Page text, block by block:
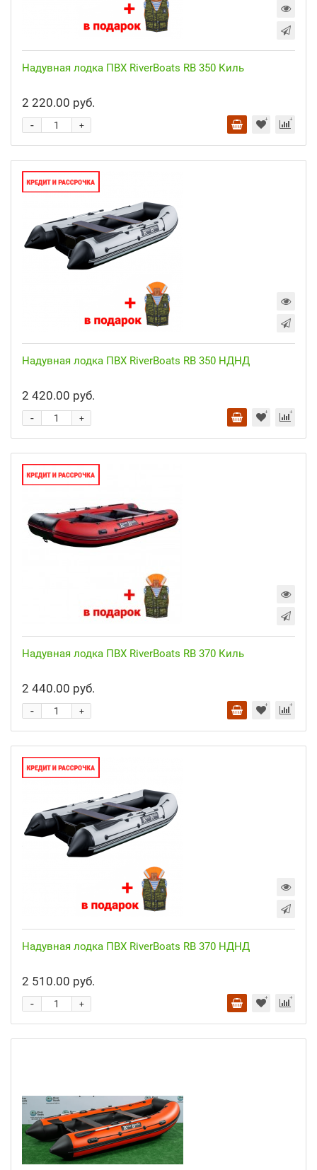
Надувная лодка ПВХ RiverBoats RB 350 Киль
2 220.00 руб.
+
-
Надувная лодка ПВХ RiverBoats RB 350 НДНД
2 420.00 руб.
+
-
Надувная лодка ПВХ RiverBoats RB 370 Киль
2 440.00 руб.
+
-
Надувная лодка ПВХ RiverBoats RB 370 НДНД
2 510.00 руб.
+
-